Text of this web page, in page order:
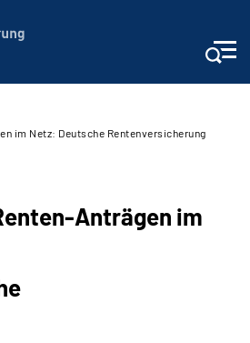
im Netz: Deutsche Rentenversicherung
Anträgen im